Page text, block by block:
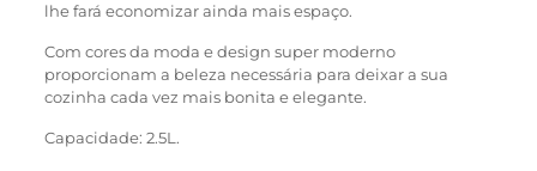
lhe fará economizar ainda mais espaço.
Com cores da moda e design super moderno
proporcionam a beleza necessária para deixar a sua
cozinha cada vez mais bonita e elegante.
Capacidade: 2.5L.